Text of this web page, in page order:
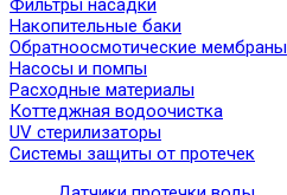
Фильтры насадки
Накопительные баки
Обратноосмотические мембраны
Насосы и помпы
Расходные материалы
Коттеджная водоочистка
UV стерилизаторы
Системы защиты от протечек